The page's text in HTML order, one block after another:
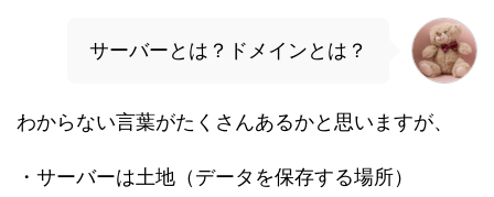
サーバーとは？ドメインとは？
わからない言葉がたくさんあるかと思いますが、
・サーバーは土地（データを保存する場所）